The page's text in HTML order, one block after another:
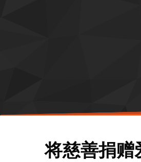
将慈善捐赠